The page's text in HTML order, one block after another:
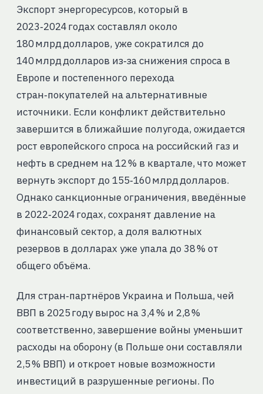
Экспорт энергоресурсов, который в
2023‑2024 годах составлял около
180 млрд долларов, уже сократился до
140 млрд долларов из‑за снижения спроса в
Европе и постепенного перехода
стран‑покупателей на альтернативные
источники. Если конфликт действительно
завершится в ближайшие полугода, ожидается
рост европейского спроса на российский газ и
нефть в среднем на 12 % в квартале, что может
вернуть экспорт до 155‑160 млрд долларов.
Однако санкционные ограничения, введённые
в 2022‑2024 годах, сохранят давление на
финансовый сектор, а доля валютных
резервов в долларах уже упала до 38 % от
общего объёма.
Для стран‑партнёров Украина и Польша, чей
ВВП в 2025 году вырос на 3,4 % и 2,8 %
соответственно, завершение войны уменьшит
расходы на оборону (в Польше они составляли
2,5 % ВВП) и откроет новые возможности
инвестиций в разрушенные регионы. По